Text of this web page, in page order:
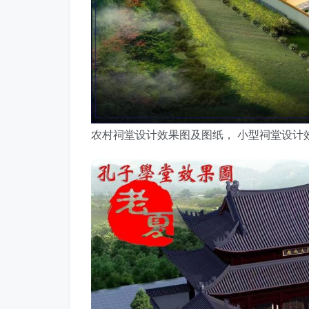
农村祠堂设计效果图及图纸， 小型祠堂设计